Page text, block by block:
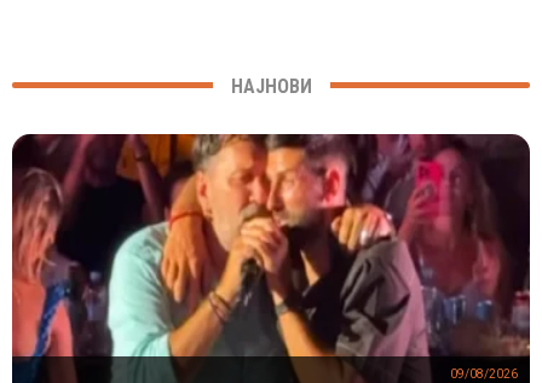
НАЈНОВИ
09/08/2026